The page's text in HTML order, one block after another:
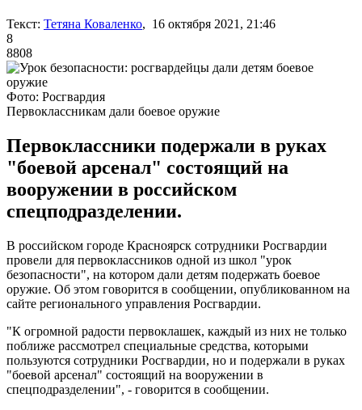
Текст: Тетяна Коваленко, 16 октября 2021, 21:46
8
8808
Фото: Росгвардия
Первоклассникам дали боевое оружие
Первоклассники подержали в руках
"боевой арсенал" состоящий на
вооружении в российском
спецподразделении.
В российском городе Красноярск сотрудники Росгвардии
провели для первоклассников одной из школ "урок
безопасности", на котором дали детям подержать боевое
оружие. Об этом говорится в сообщении, опубликованном на
сайте регионального управления Росгвардии.
"К огромной радости первоклашек, каждый из них не только
поближе рассмотрел специальные средства, которыми
пользуются сотрудники Росгвардии, но и подержали в руках
"боевой арсенал" состоящий на вооружении в
спецподразделении", - говорится в сообщении.